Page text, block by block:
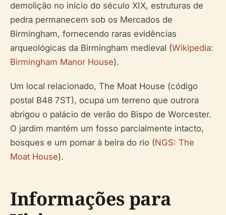
demolição no início do século XIX, estruturas de
pedra permanecem sob os Mercados de
Birmingham, fornecendo raras evidências
arqueológicas da Birmingham medieval (Wikipedia:
Birmingham Manor House).
Um local relacionado, The Moat House (código
postal B48 7ST), ocupa um terreno que outrora
abrigou o palácio de verão do Bispo de Worcester.
O jardim mantém um fosso parcialmente intacto,
bosques e um pomar à beira do rio (NGS: The
Moat House).
Informações para